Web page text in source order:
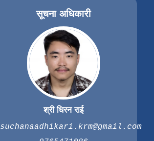
सूचना अधिकारी
श्री धिरन राई
suchanaadhikari.krm@gmail.com